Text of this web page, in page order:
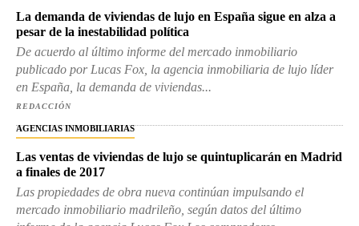
La demanda de viviendas de lujo en España sigue en alza a
pesar de la inestabilidad política
De acuerdo al último informe del mercado inmobiliario
publicado por Lucas Fox, la agencia inmobiliaria de lujo líder
en España, la demanda de viviendas...
REDACCIÓN
AGENCIAS INMOBILIARIAS
Las ventas de viviendas de lujo se quintuplicarán en Madrid
a finales de 2017
Las propiedades de obra nueva continúan impulsando el
mercado inmobiliario madrileño, según datos del último